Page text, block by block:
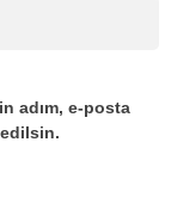
adım, e-posta